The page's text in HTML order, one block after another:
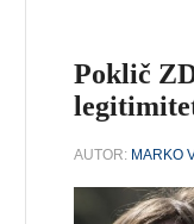
Poklič
AUTOR: MARKO